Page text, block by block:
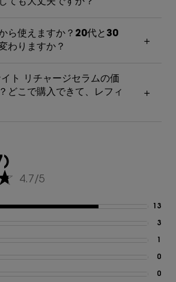
ても大丈夫ですか？
ら使えますか？20代と30
わりますか？
ト リチャージセラムの価
どこで購入できて、レフィ
4.7/5
13
3
0
0